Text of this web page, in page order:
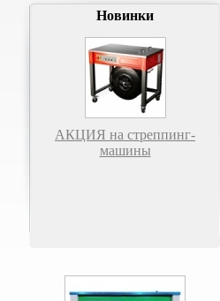
Новинки
АКЦИЯ на стреппинг-
машины